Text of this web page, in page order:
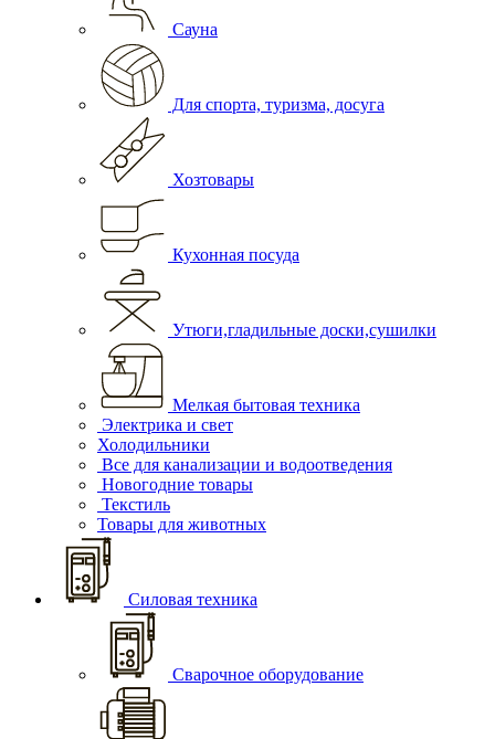
Сауна
Для спорта, туризма, досуга
Хозтовары
Кухонная посуда
Утюги,гладильные доски,сушилки
Мелкая бытовая техника
Электрика и свет
Холодильники
Все для канализации и водоотведения
Новогодние товары
Текстиль
Товары для животных
Силовая техника
Сварочное оборудование